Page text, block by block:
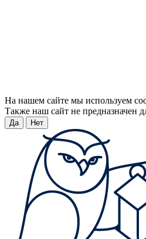
На нашем сайте мы используем
Также наш сайт не предназначен
Да Нет